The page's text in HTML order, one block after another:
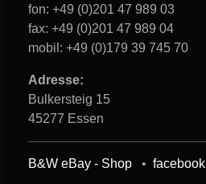
fon: +49 (0)201 47 989 03
fax: +49 (0)201 47 989 04
mobil: +49 (0)179 39 745 70
Adresse:
Bulkersteig 15
45277 Essen
B&W eBay - Shop • facebook